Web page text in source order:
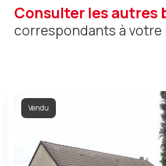
consulter les autres
correspondants à
Vendu